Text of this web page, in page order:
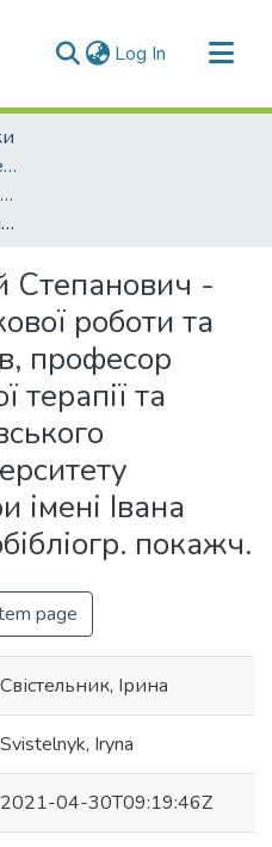
Log In (current)
До 75-річчя ЛДУФК імені Івана Боберського
Доктори наук, професори університету
Вовканич Андрій Степанович - проректор з наукової роботи та зовнішніх зв’язків, професор кафедри фізичної терапії та ерготерапії Львівського державного університету фізичної культури імені Івана Боберського : біобібліогр. покажч.
Степанович -
роботи та
професор
терапії та
імені Івана
покажч.
page
Свістельник, Ірина
Svistelnyk, Iryna
2021-04-30T09:19:46Z